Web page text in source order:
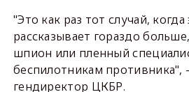
"Это как раз тот случай,
рассказывает гораздо
шпион или пленный
беспилотникам
гендиректор ЦКБР.